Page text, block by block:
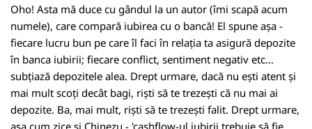
Oho! Asta mă duce cu gândul la un autor (îmi scapă acum
numele), care compară iubirea cu o bancă! El spune așa -
fiecare lucru bun pe care îl faci în relația ta asigură depozite
în banca iubirii; fiecare conflict, sentiment negativ etc...
subțiază depozitele alea. Drept urmare, dacă nu ești atent și
mai mult scoți decât bagi, riști să te trezești că nu mai ai
depozite. Ba, mai mult, riști să te trezești falit. Drept urmare,
așa cum zice și Chinezu - 'cashflow-ul iubirii trebuie să fie